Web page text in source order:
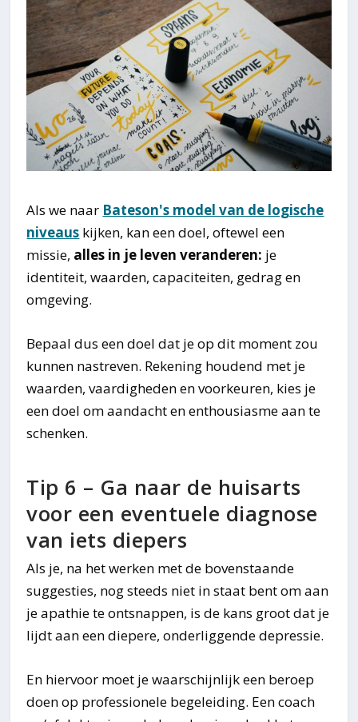
Als we naar Bateson's model van de logische
niveaus kijken, kan een doel, oftewel een
missie, alles in je leven veranderen: je
identiteit, waarden, capaciteiten, gedrag en
omgeving.
Bepaal dus een doel dat je op dit moment zou
kunnen nastreven. Rekening houdend met je
waarden, vaardigheden en voorkeuren, kies je
een doel om aandacht en enthousiasme aan te
schenken.
Tip 6 – Ga naar de huisarts
voor een eventuele diagnose
van iets diepers
Als je, na het werken met de bovenstaande
suggesties, nog steeds niet in staat bent om aan
je apathie te ontsnappen, is de kans groot dat je
lijdt aan een diepere, onderliggende depressie.
En hiervoor moet je waarschijnlijk een beroep
doen op professionele begeleiding. Een coach